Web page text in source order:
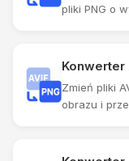
pliki PNG o
Konwerter
Zmień pliki
obrazu i